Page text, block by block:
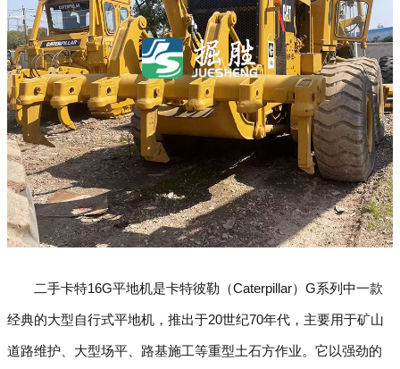
二手卡特16G平地机是卡特彼勒（Caterpillar）G系列中一款
经典的大型自行式平地机，推出于20世纪70年代，主要用于矿山
道路维护、大型场平、路基施工等重型土石方作业。它以强劲的